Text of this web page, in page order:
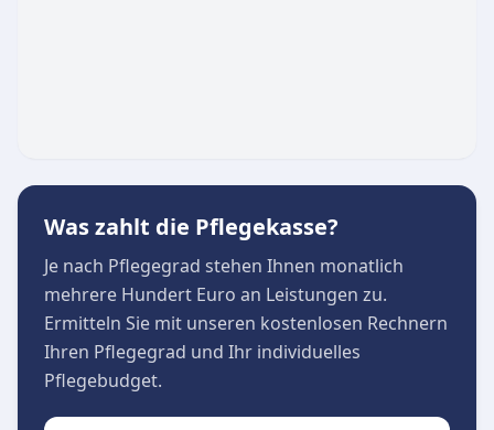
Was zahlt die Pflegekasse?
Je nach Pflegegrad stehen Ihnen monatlich
mehrere Hundert Euro an Leistungen zu.
Ermitteln Sie mit unseren kostenlosen Rechnern
Ihren Pflegegrad und Ihr individuelles
Pflegebudget.